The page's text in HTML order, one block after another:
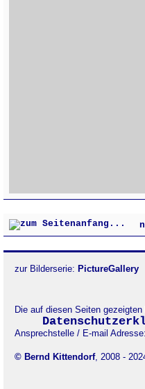
zur Bilderserie: PictureGallery
Die auf diesen Seiten
Ansprechstelle / E-mail
© Bernd Kittendorf, 2008 -